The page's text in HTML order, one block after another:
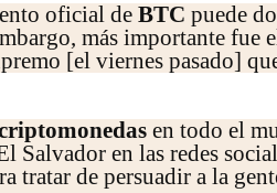
oficial de BTC puede
más importante fue
[el viernes pasado]
en todo el
Salvador en las redes
tratar de persuadir a la